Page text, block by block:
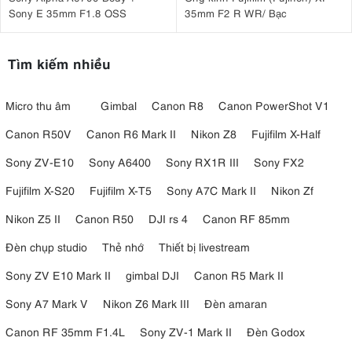
Sony E 35mm F1.8 OSS
35mm F2 R WR/ Bạc
Tìm kiếm nhiều
Micro thu âm Gimbal Canon R8
Canon PowerShot V1
Canon R50V
Canon R6 Mark II Nikon Z8
Fujifilm X-Half
Sony ZV-E10
Sony A6400 Sony RX1R III
Sony FX2
Fujifilm X-S20
Fujifilm X-T5 Sony A7C Mark II
Nikon Zf
Nikon Z5 II
Canon R50 DJI rs 4
Canon RF 85mm
Đèn chụp studio
Thẻ nhớ
Thiết bị livestream
Sony ZV E10 Mark II
gimbal DJI
Canon R5 Mark II
Sony A7 Mark V
Nikon Z6 Mark III
Đèn amaran
Canon RF 35mm F1.4L
Sony ZV-1 Mark II
Đèn Godox